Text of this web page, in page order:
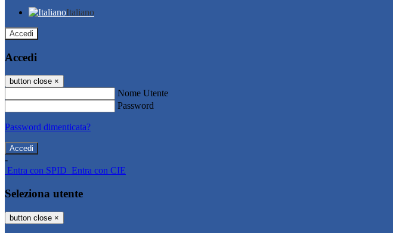
Italiano
Accedi
Accedi
button close ×
Nome Utente
Password
Password dimenticata?
-
Entra con SPID Entra con CIE
Seleziona utente
button close ×